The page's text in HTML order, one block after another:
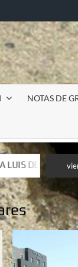
NOTAS DE
militar en la
militar en la